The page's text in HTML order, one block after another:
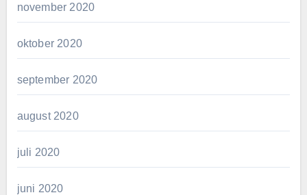
november 2020
oktober 2020
september 2020
august 2020
juli 2020
juni 2020